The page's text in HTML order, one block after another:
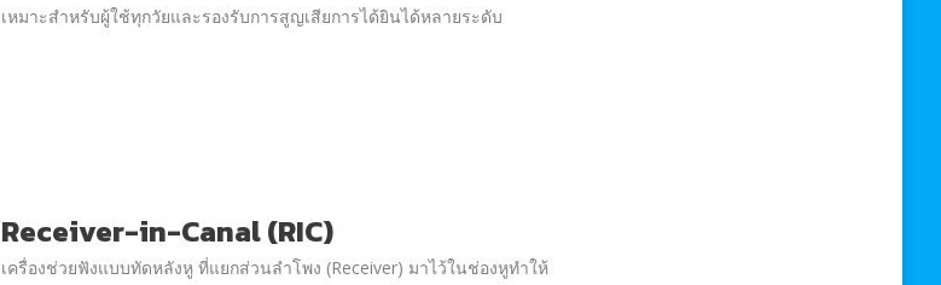
เหมาะสำหรับผู้ใช้ทุกวัยและรองรับการสูญเสียการได้ยินได้หลายระดับ
Receiver-in-Canal (RIC)
เครื่องช่วยฟังแบบทัดหลังหู ที่แยกส่วนลำโพง (Receiver) มาไว้ในช่องหูทำให้